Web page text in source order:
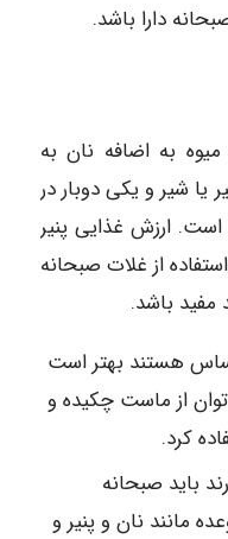
دارا باشد.
به اضافه نان به
یا شیر و یکی دوبار در
است. ارزش غذایی پنیر
از غلات صبحانه
مفید باشد.
هستند بهتر است
از ماست چکیده و
کرد.
باید صبحانه
مانند نان و پنیر و